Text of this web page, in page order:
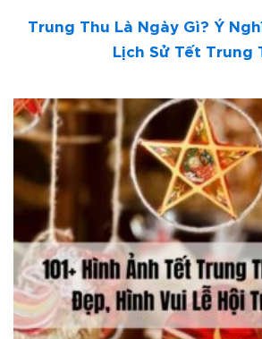
Trung Thu Là Ngày Gì? Ý
Lịch Sử Tết Trung